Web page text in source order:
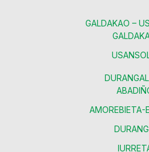
GALDAKAO –
AMOREBIETA-